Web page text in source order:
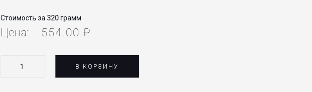
Стоимость за 320 грамм
Цена: 554.00 ₽
Количество
В КОРЗИНУ